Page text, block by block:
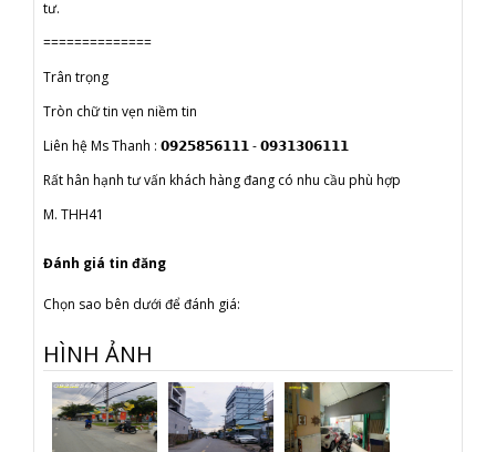
tư.
==============
Trân trọng
Tròn chữ tin vẹn niềm tin
Liên hệ Ms Thanh : 𝟬𝟵𝟮𝟱𝟴𝟱𝟲𝟭𝟭𝟭 - 𝟬𝟵𝟯𝟭𝟯𝟬𝟲𝟭𝟭𝟭
Rất hân hạnh tư vấn khách hàng đang có nhu cầu phù hợp
M. THH41
Đánh giá tin đăng
Chọn sao bên dưới để đánh giá:
HÌNH ẢNH